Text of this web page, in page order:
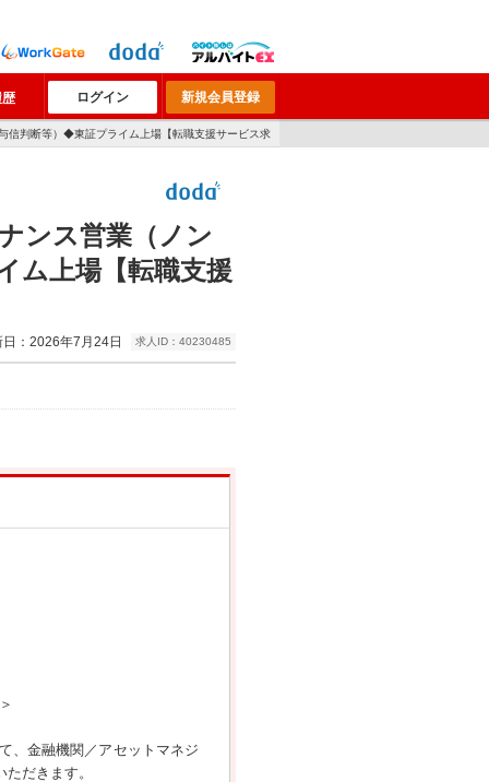
ログイン 新規会員登録
信判断等）◆東証プライム上場【転職支援サービス求
ンス営業（ノン
ム上場【転職支援
：2026年7月24日 求人ID：40230485
、金融機関／アセットマネジ
だきます。